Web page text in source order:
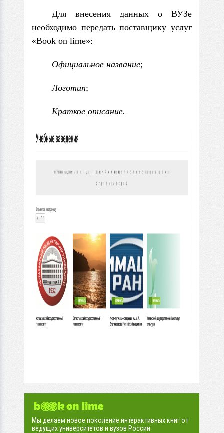
Для внесения данных о ВУЗе
необходимо передать поставщику услуг
«Book on lime»:
Официальное название;
Логотип;
Краткое описание.
Мы делаем новое поколение интерактивных книг от
ведущих университетов и вузов России.